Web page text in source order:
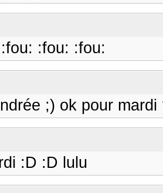
:fou: :fou:
;) ok pour mardi
:D :D lulu